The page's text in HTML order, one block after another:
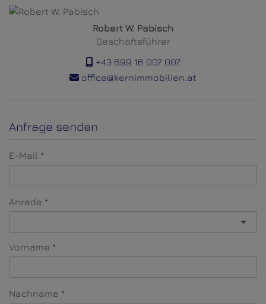
Robert W. Pabisch
Geschäftsführer
+43 699 16 007 007
office@kernimmobilien.at
Anfrage senden
E-Mail
Anrede
Vorname
Nachname